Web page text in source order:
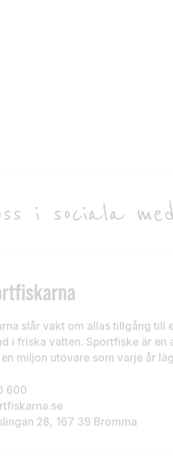
i sociala
slår vakt om allas tillgång till
i friska vatten. Sportfiske är
miljon utövare som varje år
600
28, 167 39 Bromma